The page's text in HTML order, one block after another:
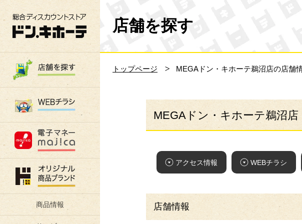
総合ディスカウントストア 驚安の殿堂 ドン・キホーテ
商品情報
店舗を探す
トップページ MEGAドン・キホーテ鵜沼店の店舗
MEGAドン・キホーテ鵜沼店
アクセス情報 WEBチラシ
店舗情報